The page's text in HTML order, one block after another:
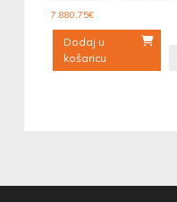
7.880,75€
Dodaj u
košaricu